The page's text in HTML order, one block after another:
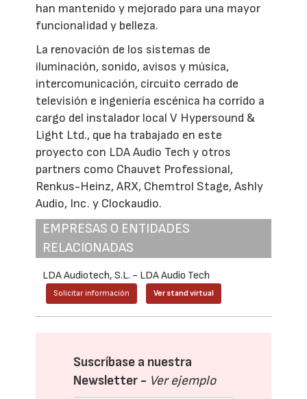
han mantenido y mejorado para una mayor
funcionalidad y belleza.
La renovación de los sistemas de
iluminación, sonido, avisos y música,
intercomunicación, circuito cerrado de
televisión e ingeniería escénica ha corrido a
cargo del instalador local V Hypersound &
Light Ltd., que ha trabajado en este
proyecto con LDA Audio Tech y otros
partners como Chauvet Professional,
Renkus-Heinz, ARX, Chemtrol Stage, Ashly
Audio, Inc. y Clockaudio.
EMPRESAS O ENTIDADES
RELACIONADAS
LDA Audiotech, S.L. - LDA Audio Tech
Solicitar información Ver stand virtual
Suscríbase a nuestra
Newsletter - Ver ejemplo